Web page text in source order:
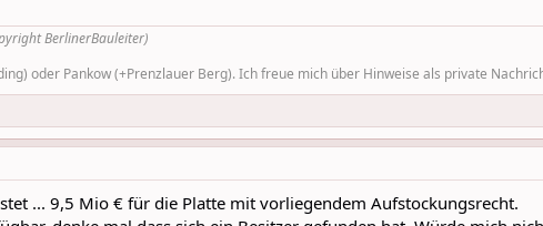
BerlinerBauleiter)
oder Pankow (+Prenzlauer Berg). Ich freue mich über Hinweise als private
... 9,5 Mio € für die Platte mit vorliegendem Aufstockungsrecht.